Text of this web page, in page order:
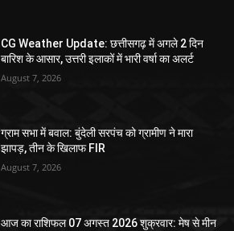
CG Weather Update: छत्तीसगढ़ में अगले 2 दिन
बारिश के आसार, उत्तरी इलाकों में भारी वर्षा का अलर्ट
August 7, 2026
ग्राम सभा में बवाल: बुंदेली सरपंच को ग्रामीण ने मारा
झापड़, तीन के खिलाफ FIR
August 7, 2026
आज का राशिफल 07 अगस्त 2026 शुक्रवार: मेष से मीन